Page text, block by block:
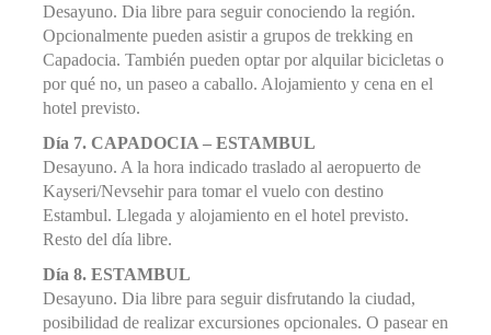
Desayuno. Dia libre para seguir conociendo la región.
Opcionalmente pueden asistir a grupos de trekking en
Capadocia. También pueden optar por alquilar bicicletas o
por qué no, un paseo a caballo. Alojamiento y cena en el
hotel previsto.
Día 7. CAPADOCIA – ESTAMBUL
Desayuno. A la hora indicado traslado al aeropuerto de
Kayseri/Nevsehir para tomar el vuelo con destino
Estambul. Llegada y alojamiento en el hotel previsto.
Resto del día libre.
Día 8. ESTAMBUL
Desayuno. Dia libre para seguir disfrutando la ciudad,
posibilidad de realizar excursiones opcionales. O pasear en